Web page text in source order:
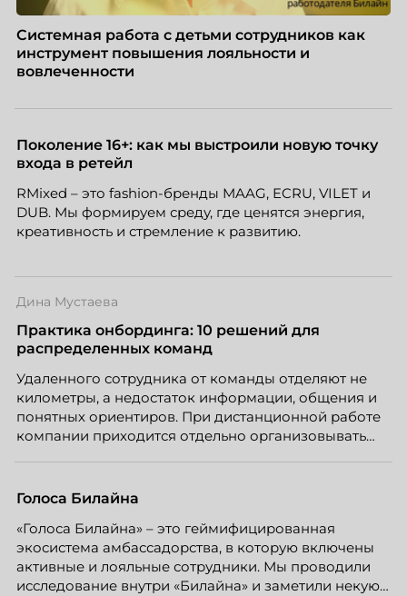
Системная работа с детьми сотрудников как
инструмент повышения лояльности и
вовлеченности
Поколение 16+: как мы выстроили новую точку
входа в ретейл
RMixed – это fashion-бренды MAAG, ECRU, VILET и
DUB. Мы формируем среду, где ценятся энергия,
креативность и стремление к развитию.
Дина Мустаева
Практика онбординга: 10 решений для
распределенных команд
Удаленного сотрудника от команды отделяют не
километры, а недостаток информации, общения и
понятных ориентиров. При дистанционной работе
компании приходится отдельно организовывать
по работе с персоналом Инфомаксимум,
распределенной команды без лишнего контроля и
бесконечных созвонов.
Голоса Билайна
«Голоса Билайна» – это геймифицированная
экосистема амбассадорства, в которую включены
активные и лояльные сотрудники. Мы проводили
исследование внутри «Билайна» и заметили некую